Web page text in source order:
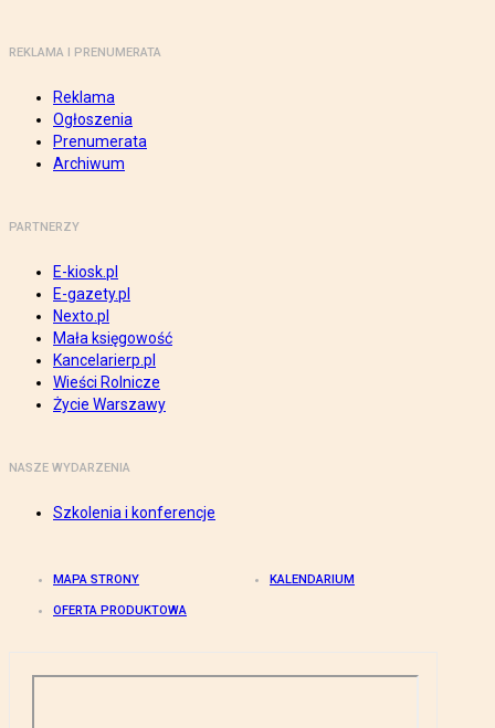
REKLAMA I PRENUMERATA
Reklama
Ogłoszenia
Prenumerata
Archiwum
PARTNERZY
E-kiosk.pl
E-gazety.pl
Nexto.pl
Mała księgowość
Kancelarierp.pl
Wieści Rolnicze
Życie Warszawy
NASZE WYDARZENIA
Szkolenia i konferencje
MAPA STRONY KALENDARIUM
OFERTA PRODUKTOWA